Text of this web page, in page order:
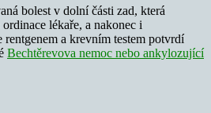
bolest v dolní části zad, která
lékaře, a nakonec i
a krevním testem potvrdí
Bechtěrevova nemoc nebo ankylozující